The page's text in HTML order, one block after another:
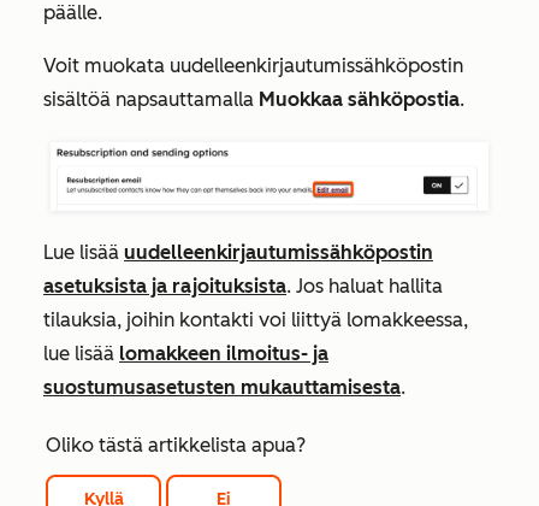
päälle.
Voit muokata uudelleenkirjautumissähköpostin
sisältöä napsauttamalla Muokkaa sähköpostia.
Lue lisää uudelleenkirjautumissähköpostin
asetuksista ja rajoituksista. Jos haluat hallita
tilauksia, joihin kontakti voi liittyä lomakkeessa,
lue lisää lomakkeen ilmoitus- ja
suostumusasetusten mukauttamisesta.
Oliko tästä artikkelista apua?
Kyllä Ei